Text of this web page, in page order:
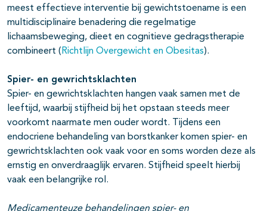
meest effectieve interventie bij gewichtstoename is een
multidisciplinaire benadering die regelmatige
lichaamsbeweging, dieet en cognitieve gedragstherapie
combineert ( Richtlijn Overgewicht en Obesitas).
Spier- en gewrichtsklachten
Spier- en gewrichtsklachten hangen vaak samen met de
leeftijd, waarbij stijfheid bij het opstaan steeds meer
voorkomt naarmate men ouder wordt. Tijdens een
endocriene behandeling van borstkanker komen spier- en
gewrichtsklachten ook vaak voor en soms worden deze als
ernstig en onverdraaglijk ervaren. Stijfheid speelt hierbij
vaak een belangrijke rol.
Medicamenteuze behandelingen spier- en